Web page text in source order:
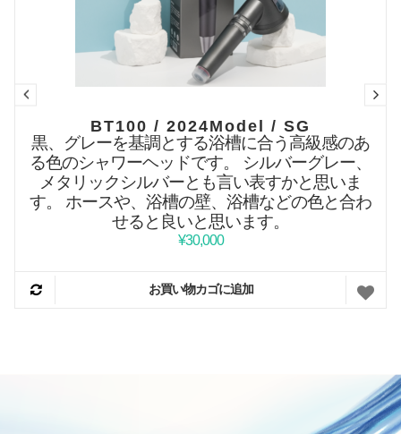
BT100 / 2024Model / SG
黒、グレーを基調とする浴槽に合う高級感のあ
る色のシャワーヘッドです。
シルバーグレー、
メタリックシルバーとも言い表すかと思いま
す。
ホースや、浴槽の壁、浴槽などの色と合わ
せると良いと思います。
¥30,000
お買い物カゴに追加